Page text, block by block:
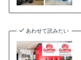
あわせて読みたい